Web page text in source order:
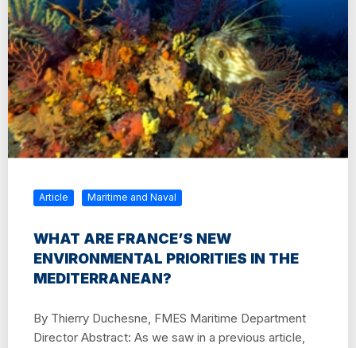
Article Maritime and Naval
WHAT ARE FRANCE’S NEW
ENVIRONMENTAL PRIORITIES IN THE
MEDITERRANEAN?
By Thierry Duchesne, FMES Maritime Department
Director Abstract: As we saw in a previous article,